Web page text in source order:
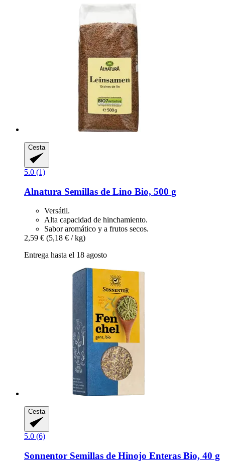
Cesta
5.0 (1)
Alnatura Semillas de Lino Bio, 500 g
Versátil.
Alta capacidad de hinchamiento.
Sabor aromático y a frutos secos.
2,59 € (5,18 € / kg)
Entrega hasta el 18 agosto
Cesta
5.0 (6)
Sonnentor Semillas de Hinojo Enteras Bio, 40 g